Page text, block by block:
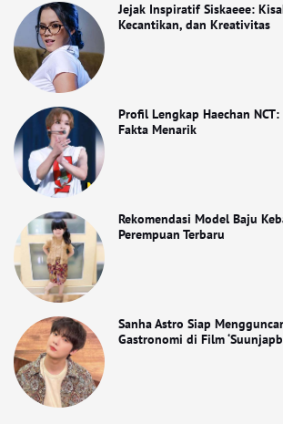
Jejak Inspiratif Siskaeee:
Kecantikan, dan Kreativitas
Profil Lengkap Haechan
Fakta Menarik
Rekomendasi Model Baju
Perempuan Terbaru
Sanha Astro Siap
Gastronomi di Film